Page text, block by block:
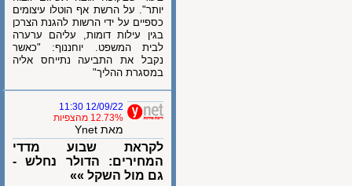
יותר". על הרשת אף הוטלו עיצומים
כספיים על ידי הרשות להגנת הצרכן
בגין עילות דומות, עליהם ערערה
לבית המשפט. יוחננוף: "כאשר
נקבל את התביעה נתייחס אליה
במסגרת ההליך"
12/09/22 11:30
12.73% מהצפיות
מאת Ynet
לקראת שבוע מדדי
המחירים: הדולר נחלש -
גם מול השקל »»